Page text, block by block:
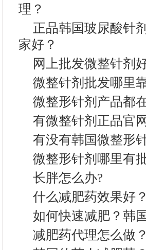
理？
正品韩国玻尿酸针
家好？
网上批发微整针剂
微整针剂批发哪里
微整形针剂产品都
有微整针剂正品官
有没有韩国微整形
微整形针剂哪里有
长胖怎么办?
什么减肥药效果好？
如何快速减肥？韩
减肥药代理怎么做？